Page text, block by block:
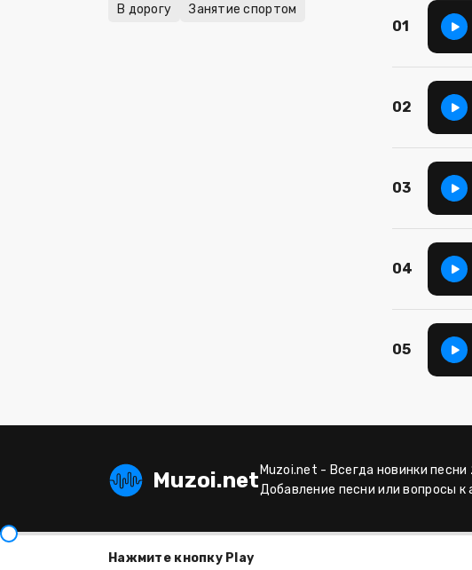
01
02
03
04
05
В дорогу
Занятие спортом
Muzoi.net Muzoi.net - Всегда новинки
Добавление песни или вопросы
Нажмите кнопку Play